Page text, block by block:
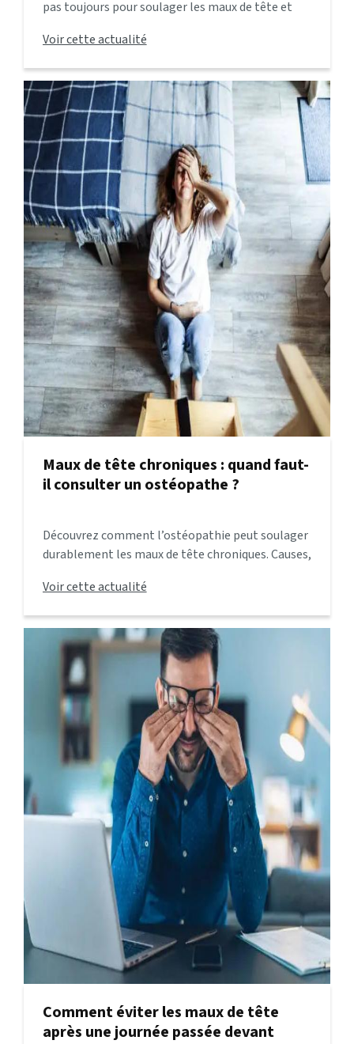
pas toujours pour soulager les maux de tête et
sous-jacente pour un soulagement durable.
Voir cette actualité
Maux de tête chroniques : quand faut-
il consulter un ostéopathe ?
Découvrez comment l’ostéopathie peut soulager
durablement les maux de tête chroniques. Causes,
prévenir ces douleurs.
Voir cette actualité
Comment éviter les maux de tête
après une journée passée devant